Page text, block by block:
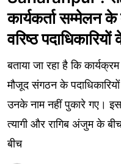
कार्यकर्ता सम्मेलन
वरिष्ठ
बताया जा रहा है कि
मौजूद संगठन के
उनके नाम नहीं पुकारे गए।
त्यागी और रागिब अंजुम के
बीच